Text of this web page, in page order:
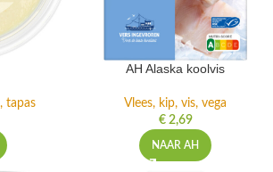
tapas
Vlees, kip, vis, vega
€ 2,69
NAAR AH